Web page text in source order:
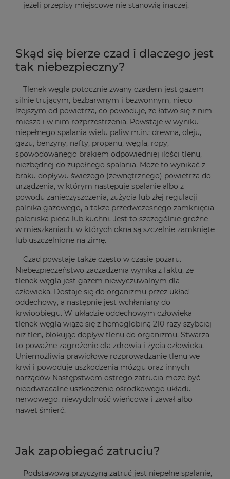
jeżeli przepisy miejscowe nie stanowią inaczej.
Skąd się bierze czad i dlaczego jest
tak niebezpieczny?
Tlenek węgla potocznie zwany czadem jest gazem
silnie trującym, bezbarwnym i bezwonnym, nieco
lżejszym od powietrza, co powoduje, że łatwo się z nim
miesza i w nim rozprzestrzenia. Powstaje w wyniku
niepełnego spalania wielu paliw m.in.: drewna, oleju,
gazu, benzyny, nafty, propanu, węgla, ropy,
spowodowanego brakiem odpowiedniej ilości tlenu,
niezbędnej do zupełnego spalania. Może to wynikać z
braku dopływu świeżego (zewnętrznego) powietrza do
urządzenia, w którym następuje spalanie albo z
powodu zanieczyszczenia, zużycia lub złej regulacji
palnika gazowego, a także przedwczesnego zamknięcia
paleniska pieca lub kuchni. Jest to szczególnie groźne
w mieszkaniach, w których okna są szczelnie zamknięte
lub uszczelnione na zimę.
Czad powstaje także często w czasie pożaru.
Niebezpieczeństwo zaczadzenia wynika z faktu, że
tlenek węgla jest gazem niewyczuwalnym dla
człowieka. Dostaje się do organizmu przez układ
oddechowy, a następnie jest wchłaniany do
krwioobiegu. W układzie oddechowym człowieka
tlenek węgla wiąże się z hemoglobiną 210 razy szybciej
niż tlen, blokując dopływ tlenu do organizmu. Stwarza
to poważne zagrożenie dla zdrowia i życia człowieka.
Uniemożliwia prawidłowe rozprowadzanie tlenu we
krwi i powoduje uszkodzenia mózgu oraz innych
narządów Następstwem ostrego zatrucia może być
nieodwracalne uszkodzenie ośrodkowego układu
nerwowego, niewydolność wieńcowa i zawał albo
nawet śmierć.
Jak zapobiegać zatruciu?
Podstawową przyczyną zatruć jest niepełne spalanie,